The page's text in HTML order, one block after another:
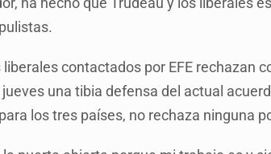
contactados por EFE rechazan
una tibia defensa del actual
los tres países, no rechaza ninguna